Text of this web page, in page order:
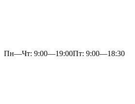
Пн—Чт: 9:00—19:00Пт: 9:00—18:30